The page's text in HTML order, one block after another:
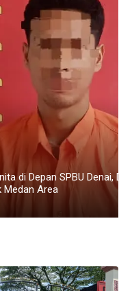
Denai, Doni Chaniago